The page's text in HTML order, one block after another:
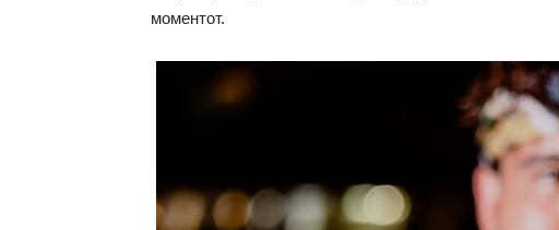
моментот.